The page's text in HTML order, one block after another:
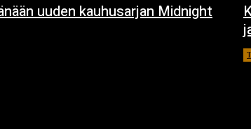
uuden kauhusarjan Midnight